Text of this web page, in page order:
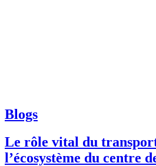
Blogs
Le rôle vital du
l’écosystème du centre